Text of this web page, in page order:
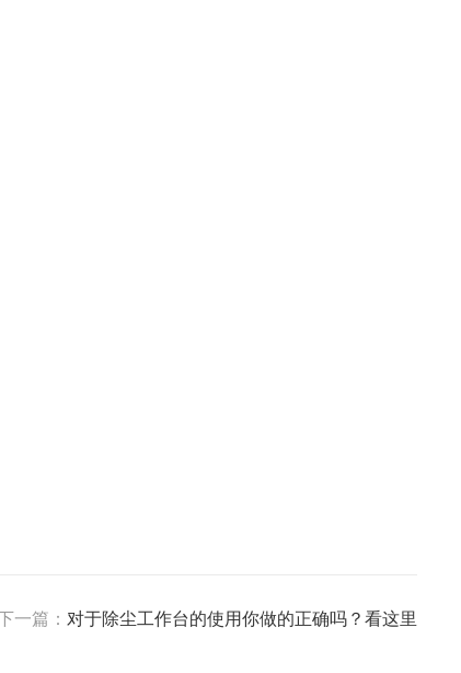
一篇： 对于除尘工作台的使用你做的正确吗？看这里